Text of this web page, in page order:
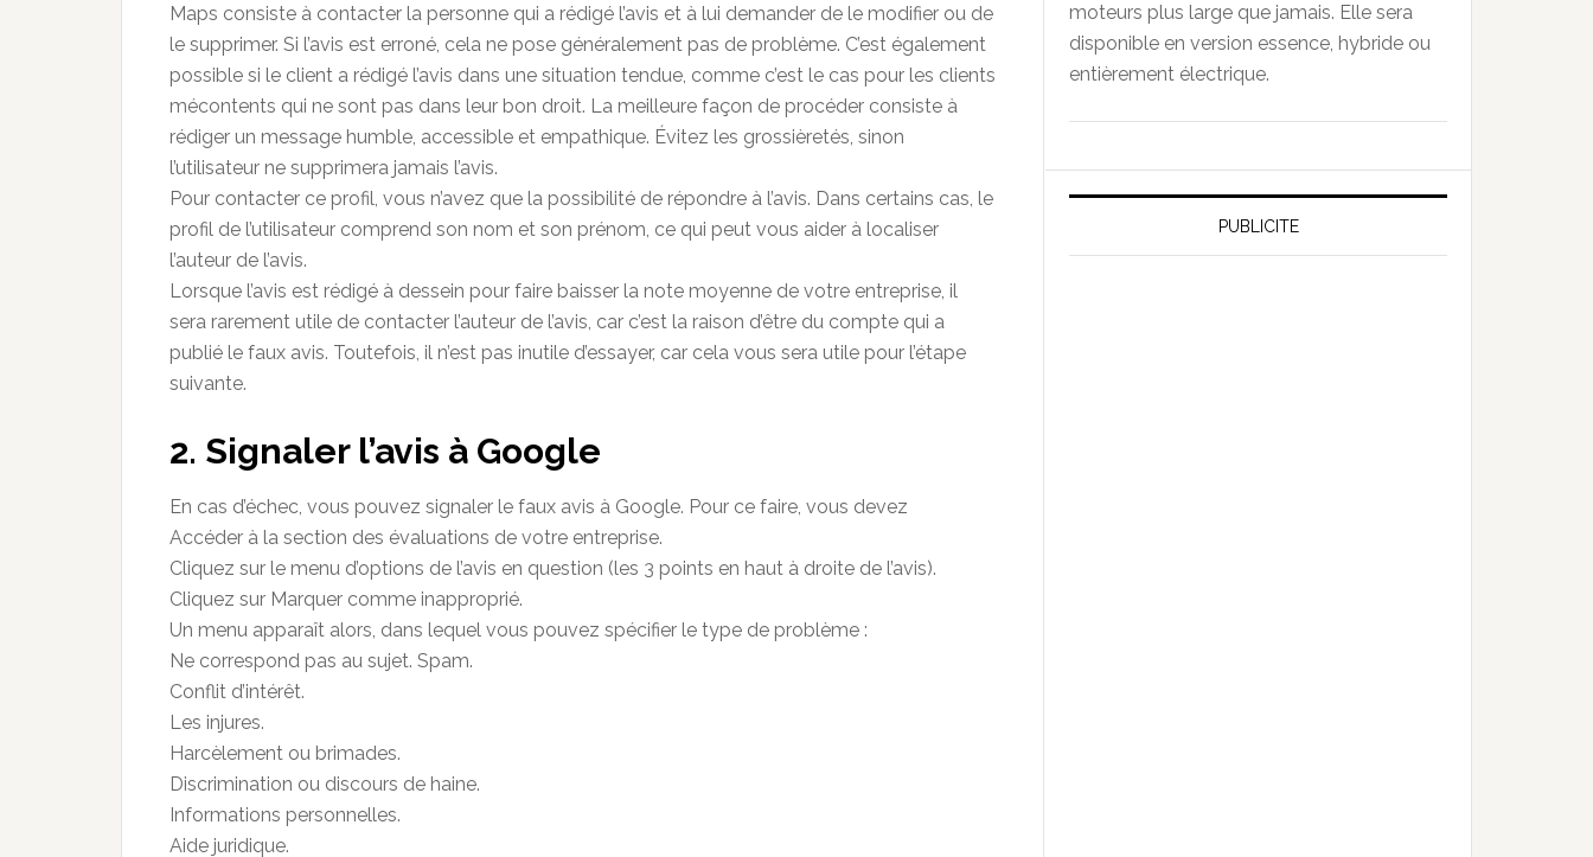
Maps consiste à contacter la personne qui a rédigé l’avis et à lui demander de le modifier ou de
le supprimer. Si l’avis est erroné, cela ne pose généralement pas de problème. C’est également
possible si le client a rédigé l’avis dans une situation tendue, comme c’est le cas pour les clients
mécontents qui ne sont pas dans leur bon droit. La meilleure façon de procéder consiste à
rédiger un message humble, accessible et empathique. Évitez les grossièretés, sinon
l’utilisateur ne supprimera jamais l’avis.
Pour contacter ce profil, vous n’avez que la possibilité de répondre à l’avis. Dans certains cas, le
profil de l’utilisateur comprend son nom et son prénom, ce qui peut vous aider à localiser
l’auteur de l’avis.
Lorsque l’avis est rédigé à dessein pour faire baisser la note moyenne de votre entreprise, il
sera rarement utile de contacter l’auteur de l’avis, car c’est la raison d’être du compte qui a
publié le faux avis. Toutefois, il n’est pas inutile d’essayer, car cela vous sera utile pour l’étape
suivante.
2. Signaler l’avis à Google
En cas d’échec, vous pouvez signaler le faux avis à Google. Pour ce faire, vous devez
Accéder à la section des évaluations de votre entreprise.
Cliquez sur le menu d’options de l’avis en question (les 3 points en haut à droite de l’avis).
Cliquez sur Marquer comme inapproprié.
Un menu apparaît alors, dans lequel vous pouvez spécifier le type de problème :
Ne correspond pas au sujet. Spam.
Conflit d’intérêt.
Les injures.
Harcèlement ou brimades.
Discrimination ou discours de haine.
Informations personnelles.
Aide juridique.
moteurs plus large que jamais. Elle sera
disponible en version essence, hybride ou
entièrement électrique.
PUBLICITE